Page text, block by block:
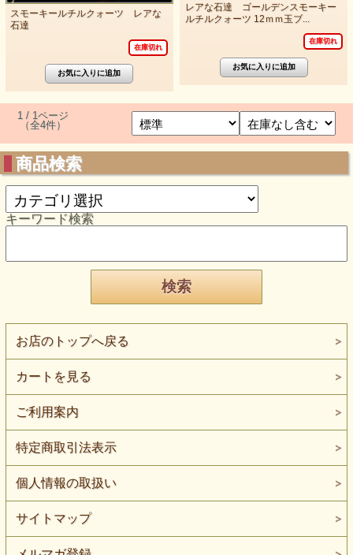
スモーキールチルクォーツ レアな
石達
在庫切れ
レアな石達 ゴールデンスモーキー
ルチルクォーツ 12ｍｍ玉ブ...
在庫切れ
1 / 1ページ
（全4件）
商品検索
キーワード検索
お店のトップへ戻る
カートを見る
ご利用案内
特定商取引法表示
個人情報の取扱い
サイトマップ